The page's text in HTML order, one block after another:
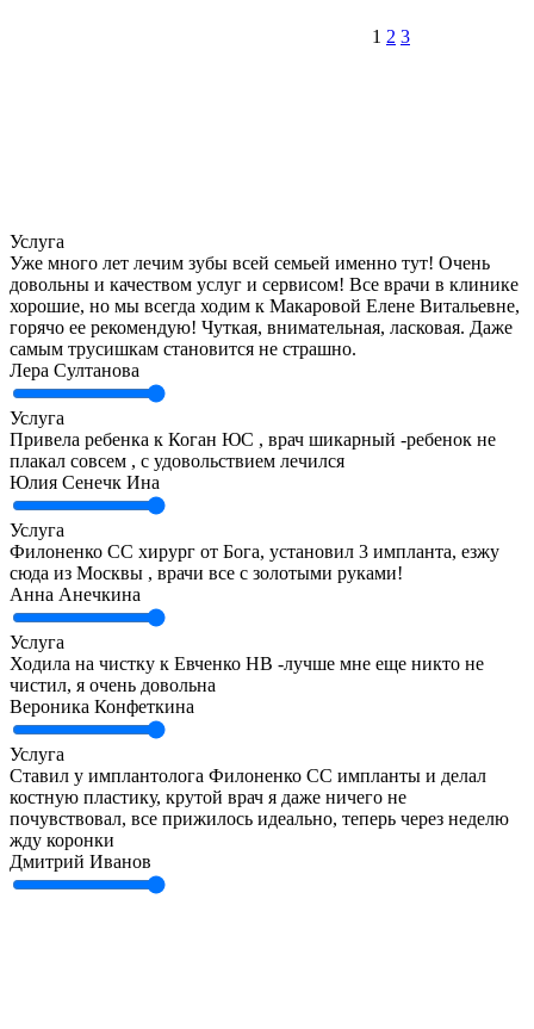
1 2 3
Услуга
Уже много лет лечим зубы всей семьей именно тут! Очень
довольны и качеством услуг и сервисом! Все врачи в клинике
хорошие, но мы всегда ходим к Макаровой Елене Витальевне,
горячо ее рекомендую! Чуткая, внимательная, ласковая. Даже
самым трусишкам становится не страшно.
Лера Султанова
Услуга
Привела ребенка к Коган ЮС , врач шикарный -ребенок не
плакал совсем , с удовольствием лечился
Юлия Сенечк Ина
Услуга
Филоненко СС хирург от Бога, установил 3 импланта, езжу
сюда из Москвы , врачи все с золотыми руками!
​Анна Анечкина
Услуга
Ходила на чистку к Евченко НВ -лучше мне еще никто не
чистил, я очень довольна
​Вероника Конфеткина​
Услуга
Ставил у имплантолога Филоненко СС импланты и делал
костную пластику, крутой врач я даже ничего не
почувствовал, все прижилось идеально, теперь через неделю
жду коронки
Дмитрий Иванов